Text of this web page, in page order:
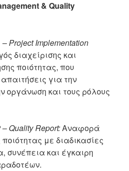
& Quality
Project Implementation
διαχείρισης και
ποιότητας, που
απαιτήσεις για την
οργάνωση και τους ρόλους
Quality Report:Αναφορά
με διαδικασίες
συνέπεια και έγκαιρη